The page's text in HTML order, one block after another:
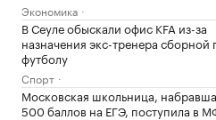
Экономика
В Сеуле обыскали офис KFA из-за
назначения экс-тренера сборной
футболу
Спорт
Московская школьница,
500 баллов на ЕГЭ, поступила в